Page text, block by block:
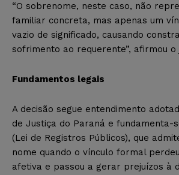
“O sobrenome, neste caso, não
familiar concreta, mas apenas um
vazio de significado, causando
sofrimento ao requerente”, afirmou o
Fundamentos legais
A decisão segue entendimento
de Justiça do Paraná e fundamenta-
(Lei de Registros Públicos), que
nome quando o vínculo formal
afetiva e passou a gerar prejuízos à